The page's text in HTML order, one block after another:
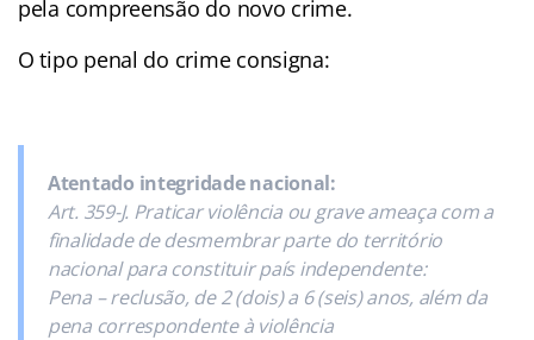
pela compreensão do novo crime.
O tipo penal do crime consigna:
Atentado integridade nacional:
Art. 359-J. Praticar violência ou grave ameaça com a
finalidade de desmembrar parte do território
nacional para constituir país independente:
Pena – reclusão, de 2 (dois) a 6 (seis) anos, além da
pena correspondente à violência